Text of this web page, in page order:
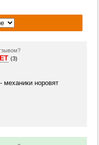
(3)
механики норовят